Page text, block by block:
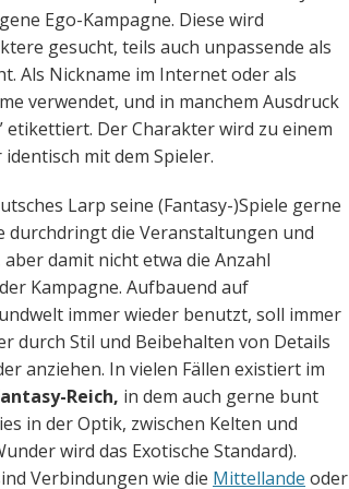
Ego-Kampagne. Diese wird
gesucht, teils auch unpassende als
Als Nickname im Internet oder als
verwendet, und in manchem Ausdruck
etikettiert. Der Charakter wird zu einem
mit dem Spieler.
Larp seine (Fantasy-)Spiele gerne
durchdringt die Veranstaltungen und
damit nicht etwa die Anzahl
Kampagne. Aufbauend auf
immer wieder benutzt, soll immer
durch Stil und Beibehalten von Details
anziehen. In vielen Fällen existiert im
Reich, in dem auch gerne bunt
in der Optik, zwischen Kelten und
wird das Exotische Standard).
Verbindungen wie die Mittellande oder